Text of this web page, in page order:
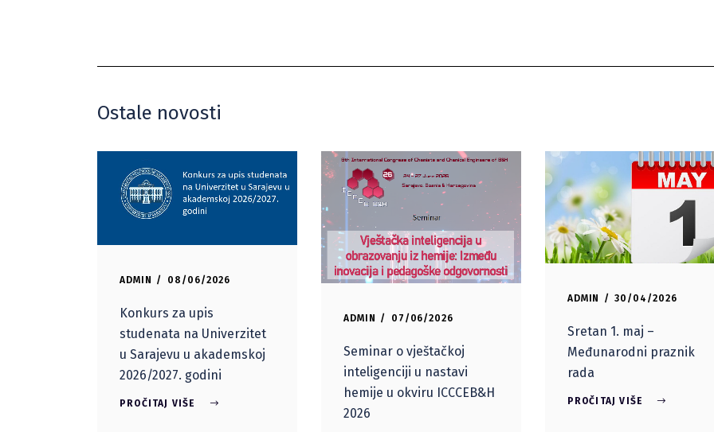
Ostale novosti
ADMIN 08/06/2026
Konkurs za upis
studenata na Univerzitet
u Sarajevu u akademskoj
2026/2027. godini
PROČITAJ VIŠE
ADMIN 07/06/2026
Seminar o vještačkoj
inteligenciji u nastavi
hemije u okviru ICCCEB&H
2026
ADMIN 30/04/2026
Sretan 1. maj –
Međunarodni praznik
rada
PROČITAJ VIŠE